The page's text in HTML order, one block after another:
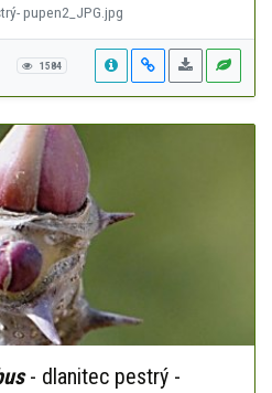
pupen2_JPG.jpg
1584
- dlanitec pestrý -